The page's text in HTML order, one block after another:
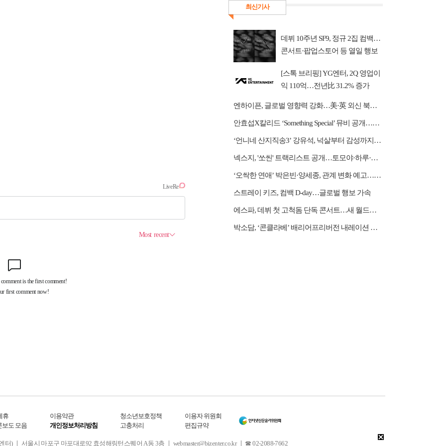
최신기사
데뷔 10주년 SF9, 정규 2집 컴백…
콘서트·팝업스토어 등 열일 행보
[스톡 브리핑] YG엔터, 2Q 영업이
익 110억…전년比 31.2% 증가
엔하이픈, 글로벌 영향력 강화…美·英 외신 북남미 투어 호평
안효섭X칼리드 ‘Something Special’ 뮤비 공개…한 편의 청춘 영화
‘언니네 산지직송3’ 강유석, 넉살부터 감성까지…대체 불가 ‘남매 케미’
넥스지, '쏘씬' 트랙리스트 공개…토모야·하루·휴이 자작곡 수록
‘오싹한 연애’ 박은빈·양세종, 관계 변화 예고…옹성우 본색 드러낸다
스트레이 키즈, 컴백 D-day…글로벌 행보 가속
에스파, 데뷔 첫 고척돔 단독 콘서트…새 월드투어 시작
박소담, ‘콘클라베’ 배리어프리버전 내레이션 재능 기부 “뜻깊은 경험”
휴
보도 모음
이용약관
개인정보처리방침
청소년보호정책
고충처리
이용자 위원회
편집규약
) ㅣ 서울시 마포구 마포대로92 효성해링턴스퀘어 A동 3층 ㅣ webmaster@bizenter.co.kr ㅣ ☎ 02-2088-7662